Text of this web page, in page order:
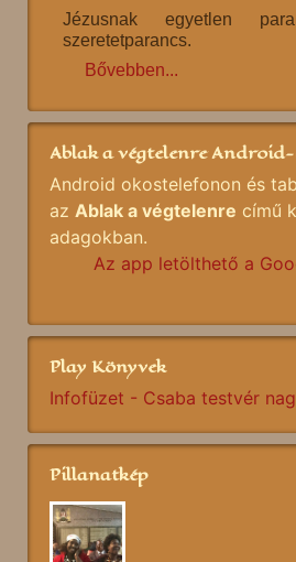
Jézusnak egyetlen
szeretetparancs.
Bővebben...
Ablak a végtelenre
Android okostelefonon és
az Ablak a végtelenre című
adagokban.
Az app letölthető a
Play Könyvek
Infofüzet - Csaba testvér
Pillanatkép